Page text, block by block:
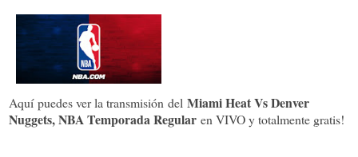
Aquí puedes ver la transmisión del Miami Heat Vs Denver
Nuggets, NBA Temporada Regular en VIVO y totalmente gratis!